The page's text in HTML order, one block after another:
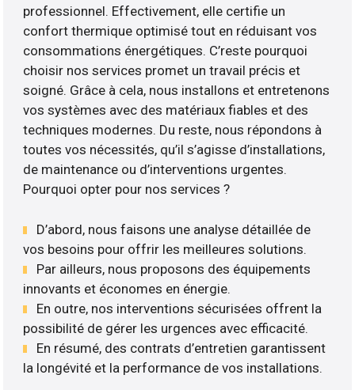
professionnel. Effectivement, elle certifie un
confort thermique optimisé tout en réduisant vos
consommations énergétiques. C’reste pourquoi
choisir nos services promet un travail précis et
soigné. Grâce à cela, nous installons et entretenons
vos systèmes avec des matériaux fiables et des
techniques modernes. Du reste, nous répondons à
toutes vos nécessités, qu’il s’agisse d’installations,
de maintenance ou d’interventions urgentes.
Pourquoi opter pour nos services ?
D’abord, nous faisons une analyse détaillée de
vos besoins pour offrir les meilleures solutions.
Par ailleurs, nous proposons des équipements
innovants et économes en énergie.
En outre, nos interventions sécurisées offrent la
possibilité de gérer les urgences avec efficacité.
En résumé, des contrats d’entretien garantissent
la longévité et la performance de vos installations.